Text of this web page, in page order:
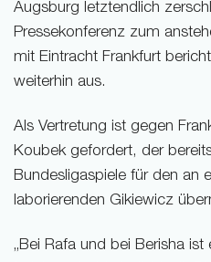
Augsburg letztendlich
Pressekonferenz zum
mit Eintracht Frankfurt
weiterhin aus.
Als Vertretung ist gegen
Koubek gefordert, der
Bundesligaspiele für den an
laborierenden Gikiewicz
„Bei Rafa und bei Berisha ist